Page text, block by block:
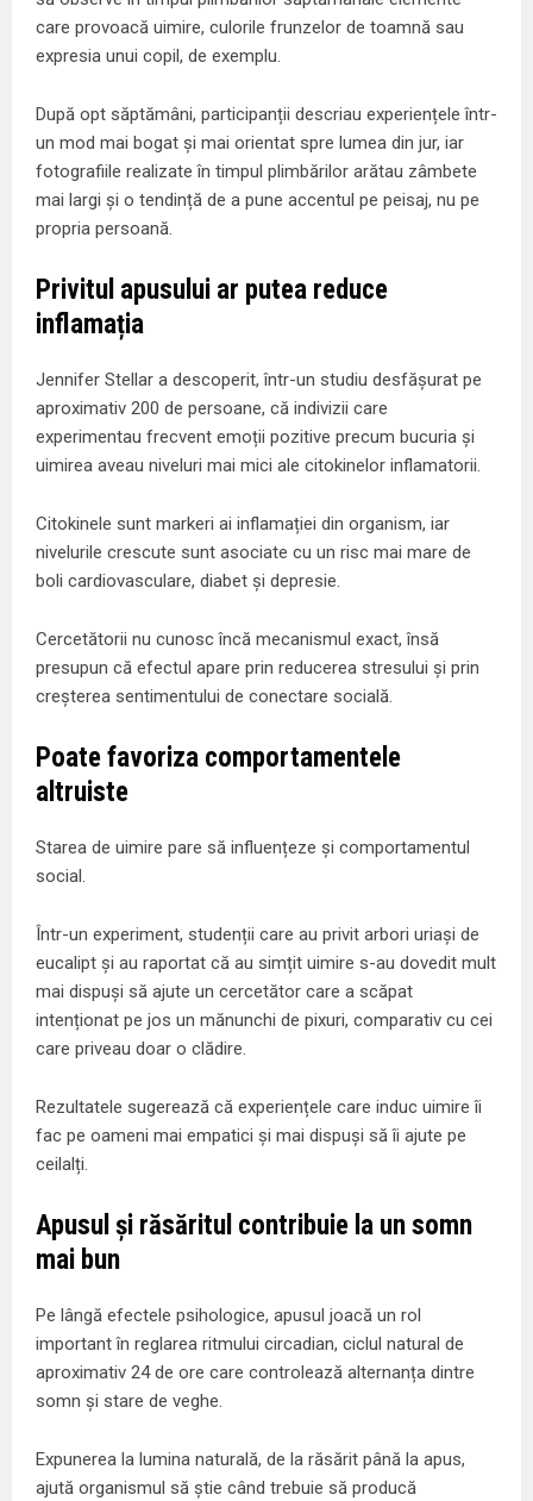
care provoacă uimire, culorile frunzelor de toamnă sau
expresia unui copil, de exemplu.
După opt săptămâni, participanții descriau experiențele într-
un mod mai bogat și mai orientat spre lumea din jur, iar
fotografiile realizate în timpul plimbărilor arătau zâmbete
mai largi și o tendință de a pune accentul pe peisaj, nu pe
propria persoană.
Privitul apusului ar putea reduce
inflamația
Jennifer Stellar a descoperit, într-un studiu desfășurat pe
aproximativ 200 de persoane, că indivizii care
experimentau frecvent emoții pozitive precum bucuria și
uimirea aveau niveluri mai mici ale citokinelor inflamatorii.
Citokinele sunt markeri ai inflamației din organism, iar
nivelurile crescute sunt asociate cu un risc mai mare de
boli cardiovasculare, diabet și depresie.
Cercetătorii nu cunosc încă mecanismul exact, însă
presupun că efectul apare prin reducerea stresului și prin
creșterea sentimentului de conectare socială.
Poate favoriza comportamentele
altruiste
Starea de uimire pare să influențeze și comportamentul
social.
Într-un experiment, studenții care au privit arbori uriași de
eucalipt și au raportat că au simțit uimire s-au dovedit mult
mai dispuși să ajute un cercetător care a scăpat
intenționat pe jos un mănunchi de pixuri, comparativ cu cei
care priveau doar o clădire.
Rezultatele sugerează că experiențele care induc uimire îi
fac pe oameni mai empatici și mai dispuși să îi ajute pe
ceilalți.
Apusul și răsăritul contribuie la un somn
mai bun
Pe lângă efectele psihologice, apusul joacă un rol
important în reglarea ritmului circadian, ciclul natural de
aproximativ 24 de ore care controlează alternanța dintre
somn și stare de veghe.
Expunerea la lumina naturală, de la răsărit până la apus,
ajută organismul să știe când trebuie să producă